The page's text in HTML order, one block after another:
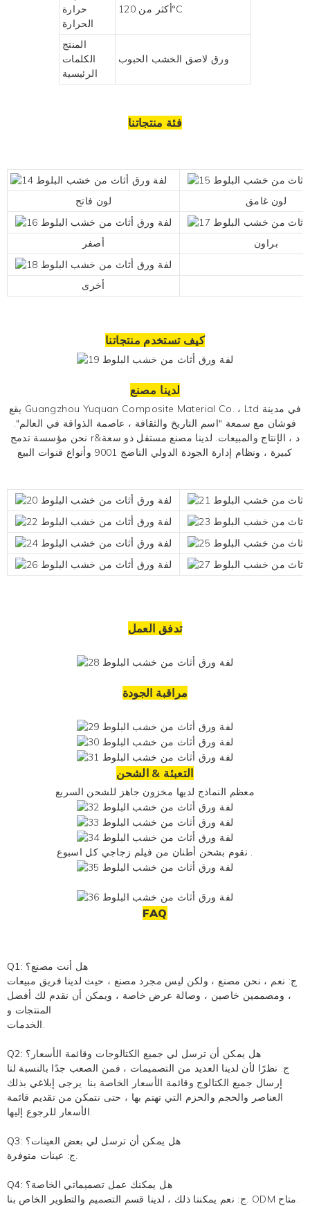
حرارة
الحرارة
أكثر من 120°C
المنتج
الكلمات
الرئيسية
ورق لاصق الخشب الحبوب
فئة منتجاتنا
لون فاتح لون غامق
أصفر براون
أخرى
كيف تستخدم منتجاتنا
لدينا مصنع
يقع Guangzhou Yuquan Composite Material Co. ، Ltd في مدينة
فوشان مع سمعة "اسم التاريخ والثقافة ، عاصمة الذواقة في العالم".
نحن مؤسسة تدمج r&د ، الإنتاج والمبيعات. لدينا مصنع مستقل ذو سعة
كبيرة ، ونظام إدارة الجودة الدولي الناضج 9001 وأنواع قنوات البيع
تدفق العمل
مراقبة الجودة
التعبئة & الشحن
معظم النماذج لديها مخزون جاهز للشحن السريع
نقوم بشحن أطنان من فيلم زجاجي كل اسبوع .
FAQ
Q1: هل أنت مصنع؟
ج: نعم ، نحن مصنع ، ولكن ليس مجرد مصنع ، حيث لدينا فريق مبيعات
، ومصممين خاصين ، وصالة عرض خاصة ، ويمكن أن نقدم لك أفضل
المنتجات و
الخدمات.
Q2: هل يمكن أن ترسل لي جميع الكتالوجات وقائمة الأسعار؟
ج: نظرًا لأن لدينا العديد من التصميمات ، فمن الصعب جدًا بالنسبة لنا
إرسال جميع الكتالوج وقائمة الأسعار الخاصة بنا. يرجى إبلاغي بذلك
العناصر والحجم والحزم التي تهتم بها ، حتى نتمكن من تقديم قائمة
الأسعار للرجوع إليها.
Q3: هل يمكن أن ترسل لي بعض العينات؟
ج: عينات متوفرة.
Q4: هل يمكنك عمل تصميماتي الخاصة؟
ج: نعم يمكننا ذلك ، لدينا قسم التصميم والتطوير الخاص بنا. ODM متاح.